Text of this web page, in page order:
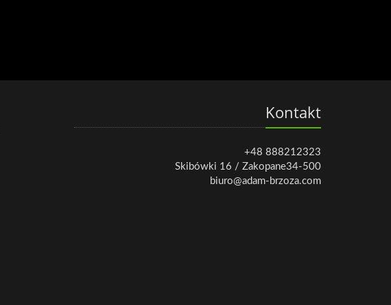
Kontakt
+48 888212323
Skibówki 16 / Zakopane34-500
biuro@adam-brzoza.com